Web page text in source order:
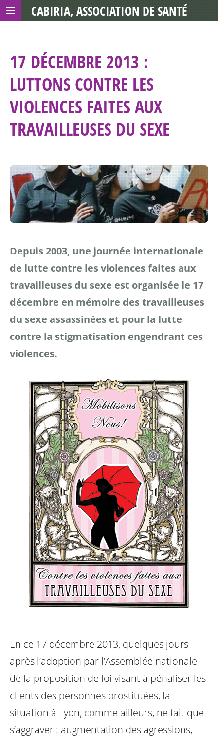
17 DÉCEMBRE 2013 :
LUTTONS CONTRE LES
VIOLENCES FAITES AUX
TRAVAILLEUSES DU SEXE
Depuis 2003, une journée internationale
de lutte contre les violences faites aux
travailleuses du sexe est organisée le 17
décembre en mémoire des travailleuses
du sexe assassinées et pour la lutte
contre la stigmatisation engendrant ces
violences.
En ce 17 décembre 2013, quelques jours
après l’adoption par l’Assemblée nationale
de la proposition de loi visant à pénaliser les
clients des personnes prostituées, la
situation à Lyon, comme ailleurs, ne fait que
s’aggraver : augmentation des agressions,
CABIRIA, ASSOCIATION DE SANTÉ